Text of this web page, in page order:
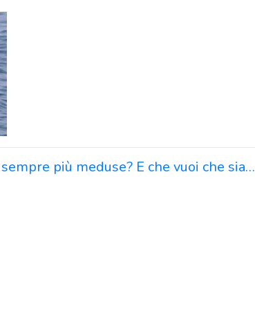
più meduse? E che vuoi che sia…